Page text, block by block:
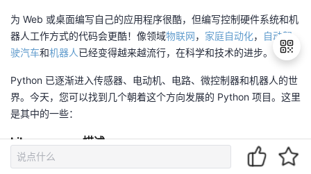
为 Web 或桌面编写自己的应用程序很酷，但编写控制硬件系统和机
器人工作方式的代码会更酷！像领域物联网， 家庭自动化，
自动驾
驶汽车和机器人已经变得越来越流行，在科学和技术的进步。
Python 已逐渐进入传感器、电动机、电路、微控制器和机器人的世
界。今天，您可以找到几个朝着这个方向发展的 Python 项目。这里
是其中的一些：
Library 描述
BBC micro:bit
BBC micro:bit 是一款袖珍电脑，向您介绍软件和